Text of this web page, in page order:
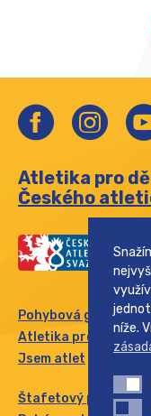
Atletika pro
Českého
Pohybová
Atletika pro rodinu
Jsem atlet
Štafetový pohár
níže.